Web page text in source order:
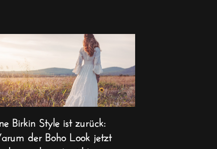
Birkin Style ist zurück:
der Boho Look jetzt